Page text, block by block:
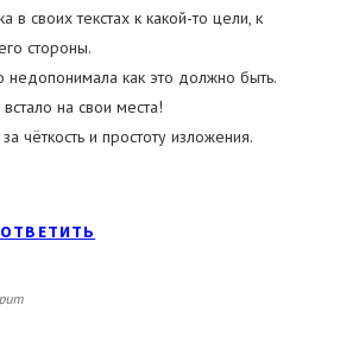
в своих текстах к какой-то цели, к
стороны.
как это должно быть.
на свои места!
чёткость и простоту изложения.